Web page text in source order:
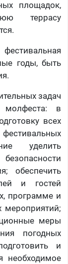
площадок,
террасу
годы, быть
задач
в
всех
уделить
обеспечить
и гостей
программе и
мероприятий;
меры
погодных
и
необходимое